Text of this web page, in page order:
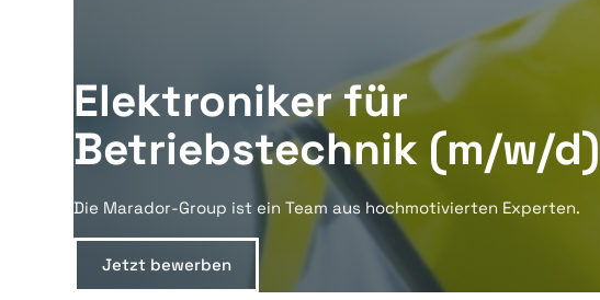
Elektroniker für
Betriebstechnik (m/w/d)
Die Marador-Group ist ein Team aus hochmotivierten Experten.
Jetzt bewerben